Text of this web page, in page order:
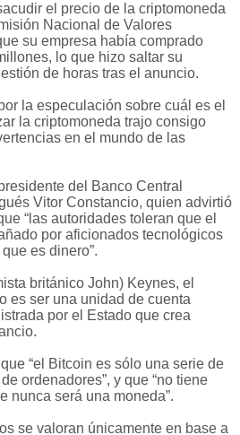
el precio de la criptomoneda
Nacional de Valores
su empresa había comprado
lo que hizo saltar su
de horas tras el anuncio.
la especulación sobre cuál es el
la criptomoneda trajo consigo
en el mundo de las
del Banco Central
Vitor Constancio, quien advirtió
“las autoridades toleran que el
por aficionados tecnológicos
es dinero”.
británico John) Keynes, el
es ser una unidad de cuenta
por el Estado que crea
“el Bitcoin es sólo una serie de
ordenadores”, y que “no tiene
nunca será una moneda”.
se valoran únicamente en base a